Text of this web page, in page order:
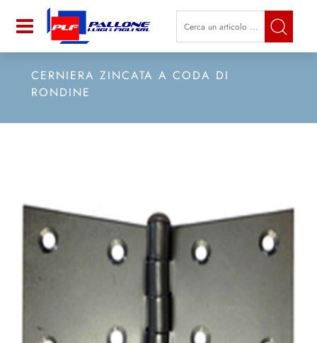
Open La modifica di un filtro
CERNIERA ZINCATA A CODA DI
RONDINE